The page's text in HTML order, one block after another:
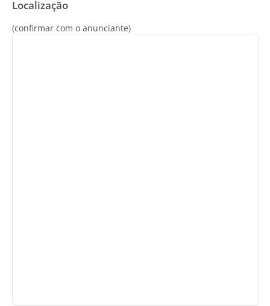
Localização
(confirmar com o anunciante)